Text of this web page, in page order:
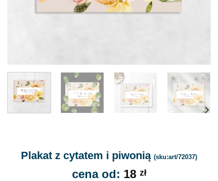
Plakat z cytatem i piwonią (sku:art/72037)
cena od: 18 zł